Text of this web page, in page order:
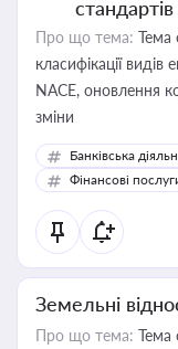
Про що тема: Тема
класифікації видів
NACE, оновлення
зміни
Банківська
Фінансові
Земельні
Про що тема: Тема